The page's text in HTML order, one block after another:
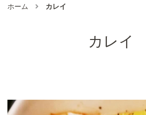
ホーム カレイ
カレイ